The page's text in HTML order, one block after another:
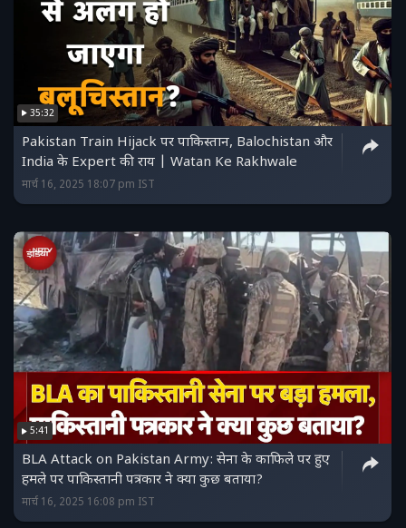
35:32
Pakistan Train Hijack पर पाकिस्तान, Balochistan और
India के Expert की राय | Watan Ke Rakhwale
मार्च 16, 2025 18:07 pm IST
5:41
BLA Attack on Pakistan Army: सेना के काफिले पर हुए
हमले पर पाकिस्तानी पत्रकार ने क्या कुछ बताया?
मार्च 16, 2025 16:08 pm IST